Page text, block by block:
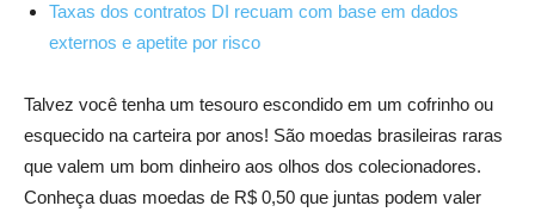
Taxas dos contratos DI recuam com base em dados
externos e apetite por risco
Talvez você tenha um tesouro escondido em um cofrinho ou
esquecido na carteira por anos! São moedas brasileiras raras
que valem um bom dinheiro aos olhos dos colecionadores.
Conheça duas moedas de R$ 0,50 que juntas podem valer